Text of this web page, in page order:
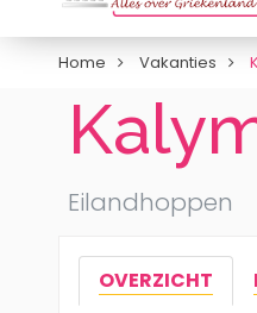
Home Vakanties
Eilandhoppen
OVERZICHT